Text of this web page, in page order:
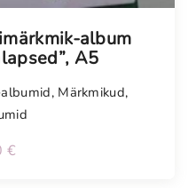
album
A5
, Märkmikud,
€